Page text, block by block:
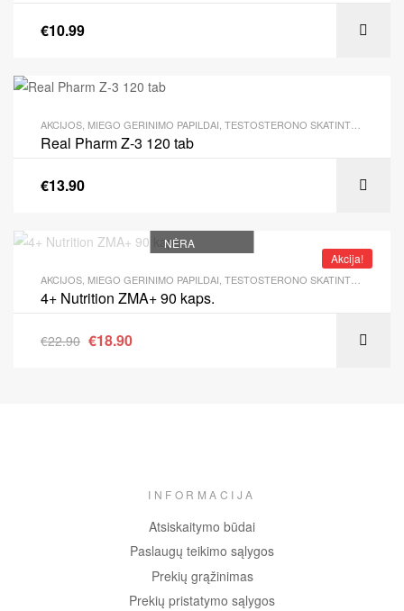
€10.99
AKCIJOS, MIEGO GERINIMO PAPILDAI, TESTOSTERONO SKATINTOJAI
Real Pharm Z-3 120 tab
€13.90
Akcija!
NĖRA
AKCIJOS MIEGO GERINIMO PAPILDAI TESTOSTERONO SKATINTOJAI
4+ Nutrition ZMA+ 90 kaps.
€22.90 €18.90
INFORMACIJA
Atsiskaitymo būdai
Paslaugų teikimo sąlygos
Prekių grąžinimas
Prekių pristatymo sąlygos